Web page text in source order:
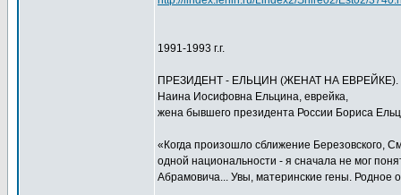
1991-1993 г.г.
ПРЕЗИДЕНТ - ЕЛЬЦИН (ЖЕНАТ НА ЕВРЕЙКЕ).
Наина Иосифовна Ельцина, еврейка,
жена бывшего президента России Бориса
«Когда произошло сближение Березовского,
одной национальности - я сначала не мог
Абрамовича... Увы, материнские гены. Родное